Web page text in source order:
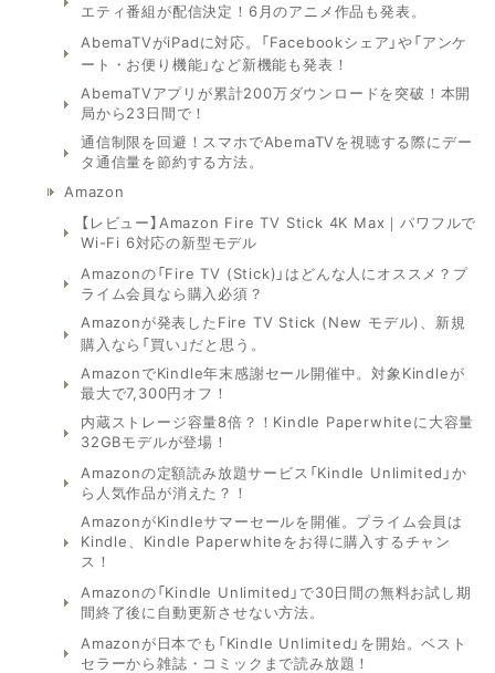
エティ番組が配信決定！6月のアニメ作品も発表。
AbemaTVがiPadに対応。「Facebookシェア」や「アンケ
ート・お便り機能」など新機能も発表！
AbemaTVアプリが累計200万ダウンロードを突破！本開
局から23日間で！
通信制限を回避！スマホでAbemaTVを視聴する際にデー
タ通信量を節約する方法。
Amazon
【レビュー】Amazon Fire TV Stick 4K Max｜パワフルで
Wi-Fi 6対応の新型モデル
Amazonの「Fire TV (Stick)」はどんな人にオススメ？プ
ライム会員なら購入必須？
Amazonが発表したFire TV Stick (New モデル)、新規
購入なら「買い」だと思う。
AmazonでKindle年末感謝セール開催中。対象Kindleが
最大で7,300円オフ！
内蔵ストレージ容量8倍？！Kindle Paperwhiteに大容量
32GBモデルが登場！
Amazonの定額読み放題サービス「Kindle Unlimited」か
ら人気作品が消えた？！
AmazonがKindleサマーセールを開催。プライム会員は
Kindle、Kindle Paperwhiteをお得に購入するチャン
ス！
Amazonの「Kindle Unlimited」で30日間の無料お試し期
間終了後に自動更新させない方法。
Amazonが日本でも「Kindle Unlimited」を開始。ベスト
セラーから雑誌・コミックまで読み放題！